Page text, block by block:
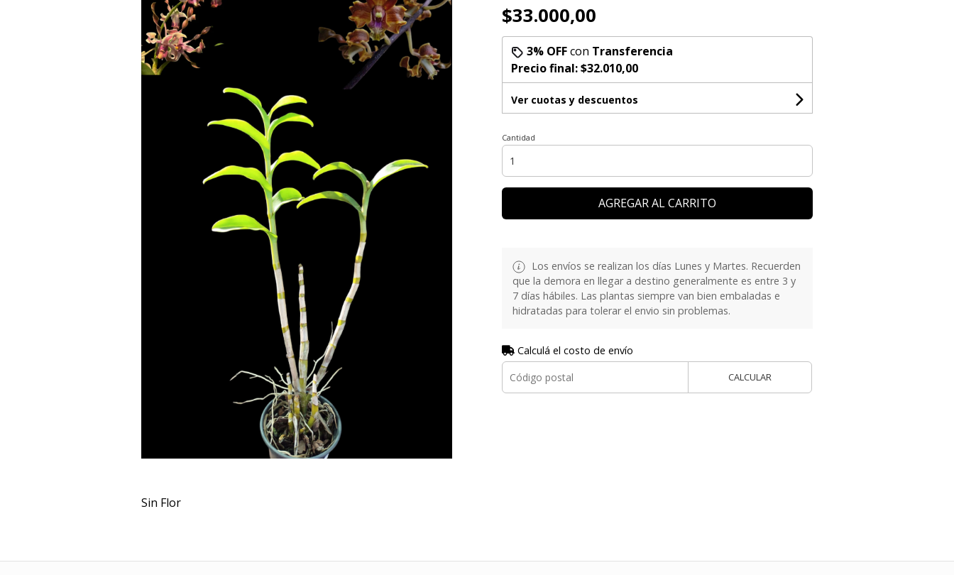
Sin Flor
$33.000,00
3% OFFcon Transferencia
Precio final:$32.010,00
Ver cuotas y descuentos
Cantidad
AGREGAR AL CARRITO
Los envíos se realizan los días Lunes y Martes. Recuerden
que la demora en llegar a destino generalmente es entre 3 y
7 días hábiles. Las plantas siempre van bien embaladas e
hidratadas para tolerar el envio sin problemas.
Calculá el costo de envío
CALCULAR